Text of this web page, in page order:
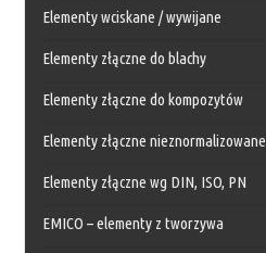
Elementy wciskane / wywijane
Elementy złączne do blachy
Elementy złączne do kompozytów
Elementy złączne nieznormalizowane
Elementy złączne wg DIN, ISO, PN
EMICO – elementy z tworzywa